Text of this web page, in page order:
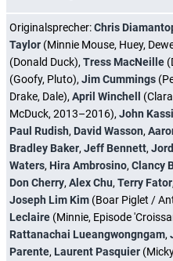
Originalsprecher:Chris
Taylor (Minnie Mouse, Huey,
(Donald Duck), Tress MacNeille
(Goofy, Pluto), Jim Cummings
Drake, Dale), April Winchell
McDuck, 2013–2016), John
Paul Rudish, David Wasson,
Bradley Baker, Jeff Bennett,
Waters, Hira Ambrosino, Clancy
Don Cherry, Alex Chu, Terry Fator
Joseph Lim Kim (Boar Piglet /
Leclaire (Minnie, Episode
Rattanachai Lueangwongngam,
Parente, Laurent Pasquier